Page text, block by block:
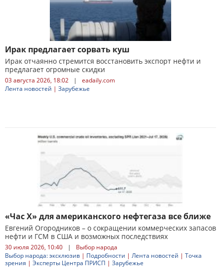
Ирак предлагает сорвать куш
Ирак отчаянно стремится восстановить экспорт нефти и
предлагает огромные скидки
03 августа 2026, 18:02 |
eadaily.com
Лента новостей | Зарубежье
«Час X» для американского нефтегаза все ближе
Евгений Огородников – о сокращении коммерческих запасов
нефти и ГСМ в США и возможных последствиях
30 июля 2026, 10:40 |
Выбор народа
Выбор народа: эксклюзив | Подробности | Лента новостей | Точка
зрения | Эксперты Центра ПРИСП | Зарубежье